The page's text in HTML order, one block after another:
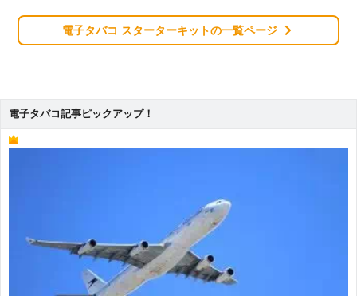
電子タバコ スターターキットの一覧ページ
電子タバコ記事ピックアップ！